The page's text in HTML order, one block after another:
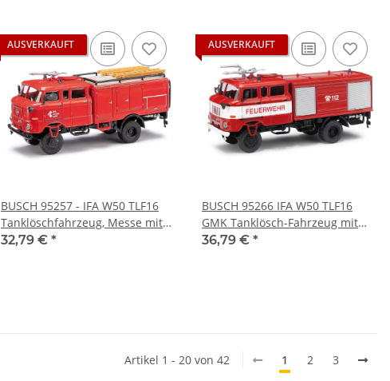
AUSVERKAUFT
BUSCH 95257 - IFA W50 TLF16
Tanklöschfahrzeug, Messe mit
IFA-Logo - 1:87
32,79 € *
AUSVERKAUFT
BUSCH 95266 IFA W50 TLF16
GMK Tanklösch-Fahrzeug mit
Bauchbinde LKW-Modell 1:87
36,79 € *
Artikel 1 - 20 von 42 1 2 3